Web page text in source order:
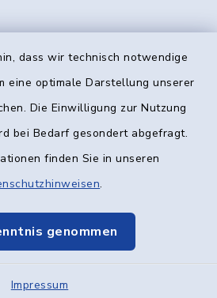
dass wir technisch notwendige
eine optimale Darstellung unserer
Die Einwilligung zur Nutzung
bei Bedarf gesondert abgefragt.
finden Sie in unseren
.
genommen
Impressum
Kontakt
Kommunikation
Sitemap